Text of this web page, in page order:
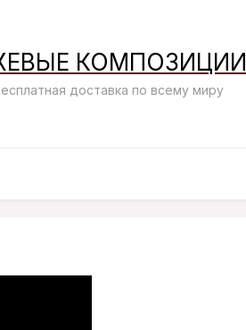
КОМПОЗИЦИИ
доставка по всему миру